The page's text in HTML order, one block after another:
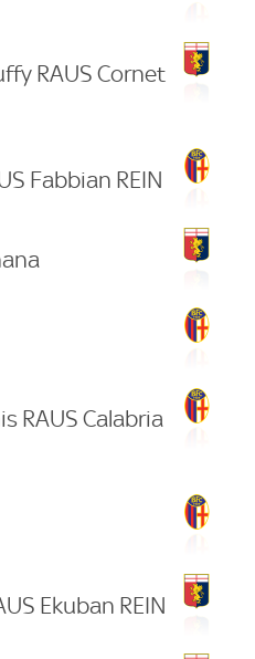
RAUS Cornet
Fabbian REIN
RAUS Calabria
Ekuban REIN